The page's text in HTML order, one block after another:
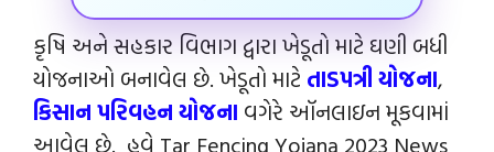
કૃષિ અને સહકાર વિભાગ દ્વારા ખેડૂતો માટે ઘણી બધી
યોજનાઓ બનાવેલ છે. ખેડૂતો માટે તાડપત્રી યોજના,
કિસાન પરિવહન યોજના વગેરે ઑનલાઇન મૂકવામાં
આવેલ છે. હવે Tar Fencing Yojana 2023 News